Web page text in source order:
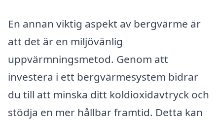
En annan viktig aspekt av bergvärme är
att det är en miljövänlig
uppvärmningsmetod. Genom att
investera i ett bergvärmesystem bidrar
du till att minska ditt koldioxidavtryck och
stödja en mer hållbar framtid. Detta kan